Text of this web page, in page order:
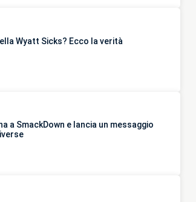
Wyatt Sicks? Ecco la verità
a SmackDown e lancia un messaggio